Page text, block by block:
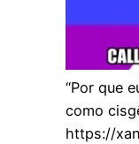
“Por que
como
https://